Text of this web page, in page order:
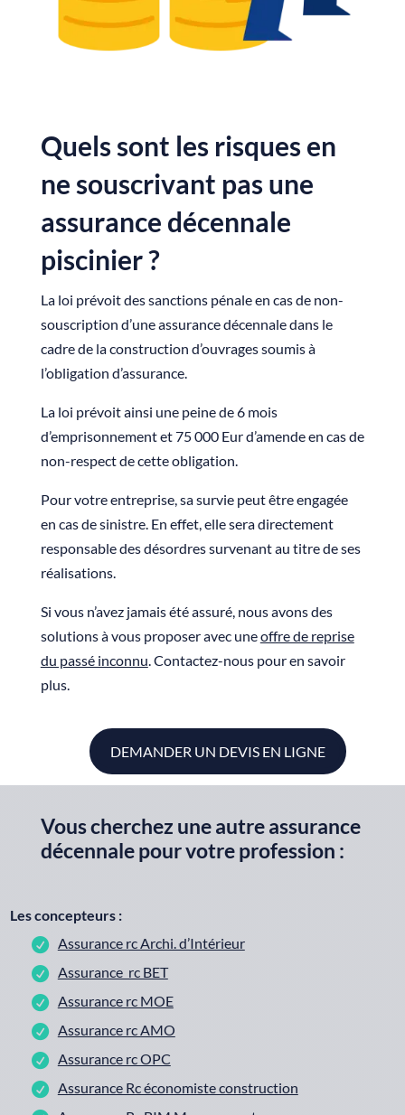
Quels sont les risques en
ne souscrivant pas une
assurance décennale
piscinier ?
La loi prévoit des sanctions pénale en cas de non-
souscription d’une assurance décennale dans le
cadre de la construction d’ouvrages soumis à
l’obligation d’assurance.
La loi prévoit ainsi une peine de 6 mois
d’emprisonnement et 75 000 Eur d’amende en cas de
non-respect de cette obligation.
Pour votre entreprise, sa survie peut être engagée
en cas de sinistre. En effet, elle sera directement
responsable des désordres survenant au titre de ses
réalisations.
Si vous n’avez jamais été assuré, nous avons des
solutions à vous proposer avec uneoffre de reprise
du passé inconnu. Contactez-nous pour en savoir
plus.
DEMANDER UN DEVIS EN LIGNE
Vous cherchez une autre assurance
décennale pour votre profession :
Les concepteurs :
Assurance rc Archi. d’Intérieur
Assurance rc BET
Assurance rc MOE
Assurance rc AMO
Assurance rc OPC
Assurance Rc économiste construction